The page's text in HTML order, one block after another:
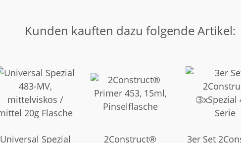
Kunden kauften dazu folgende Artikel:
Universal Spezial
2Construct®
3er Set